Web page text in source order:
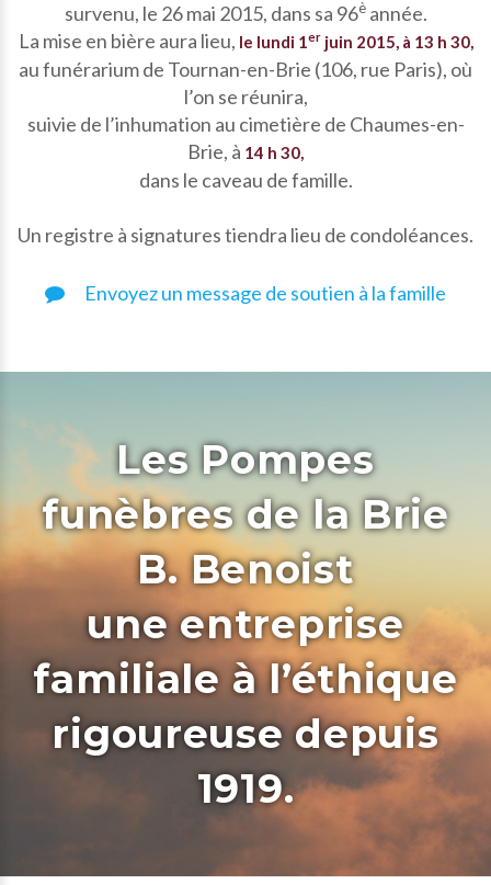
survenu, le 26 mai 2015, dans sa 96èannée.
La mise en bière aura lieu, le lundi 1erjuin 2015, à 13 h 30,
au funérarium de Tournan-en-Brie (106, rue Paris), où
l’on se réunira,
suivie de l’inhumation au cimetière de Chaumes-en-
Brie, à 14 h 30,
dans le caveau de famille.
Un registre à signatures tiendra lieu de condoléances.
Envoyez un message de soutien à la famille
Les Pompes
funèbres de la Brie
B. Benoist
une entreprise
familiale à l’éthique
rigoureuse depuis
1919.